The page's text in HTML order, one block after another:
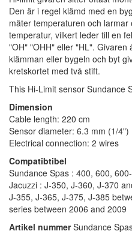
Den är i regel klämd med en
mäter temperaturen och
temperatur, vilkert leder till en
"OH" "OHH" eller "HL". Givaren
klämman eller bygeln och byt
kretskortet med två stift.
This Hi-Limit sensor Sundance
Dimension
Cable length: 220 cm
Sensor diameter: 6.3 mm (1/4")
Electrical connection: 2 wires
Compatibtibel
Sundance Spas : 400, 600,
Jacuzzi : J-350, J-360, J-370
J-355, J-365, J-375, J-385
series between 2006 and 2009
Artikel nummerSundance